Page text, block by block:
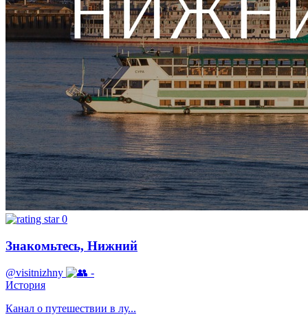
0
Знакомьтесь, Нижний
@visitnizhny
-
История
Канал о путешествии в лу...